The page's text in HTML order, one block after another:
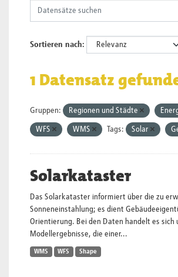
Sortieren nach
1 Datensatz
Gruppen: Regionen und Städte
WFS WMS Tags: Solar
Solarkataster
Das Solarkataster informiert über die zu
Sonneneinstahlung; es dient
Orientierung. Bei den Daten handelt es sich
Modellergebnisse, die einer...
WMS WFS Shape